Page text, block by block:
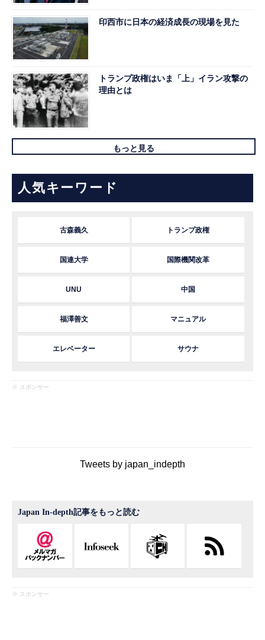
印西市に日本の経済成長の現場を見た
トランプ政権はいま「上」イラン攻撃の
理由とは
もっと見る
人気キーワード
古森義久 トランプ政権
国連大学 国際機関改革
UNU 中国
福澤善文 マニュアル
エレベーター サウナ
※ スポンサー
Tweets by japan_indepth
Japan In-depth記事をもっと読む
※ スポンサー